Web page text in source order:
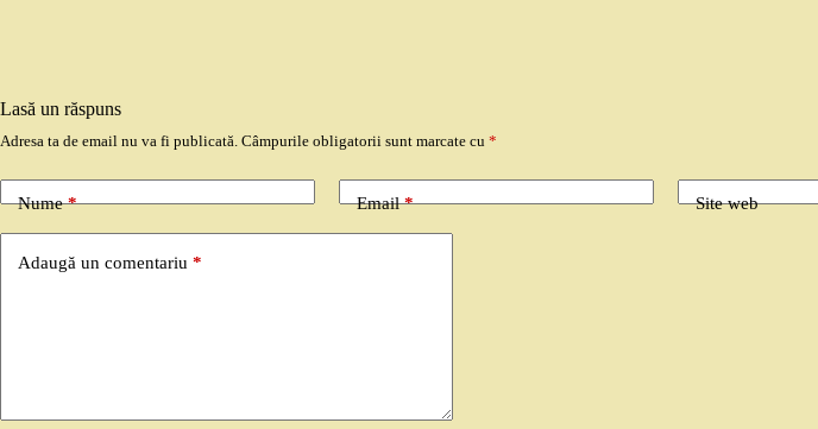
Lasă un răspuns
Adresa ta de email nu va fi publicată. Câmpurile obligatorii sunt marcate cu *
Nume* Email* Site web
Adaugă un comentariu *